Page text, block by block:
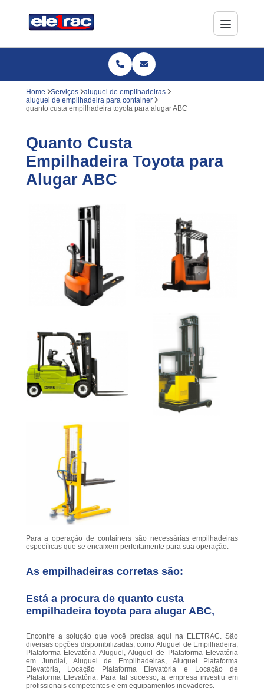
Home Serviços
aluguel de empilhadeiras
aluguel de empilhadeira para container
quanto custa empilhadeira toyota para alugar ABC
Quanto Custa
Empilhadeira Toyota para
Alugar ABC
Para a operação de containers são necessárias empilhadeiras
específicas que se encaixem perfeitamente para sua operação.
As empilhadeiras corretas são:
Está a procura de quanto custa
empilhadeira toyota para alugar ABC,
Encontre a solução que você precisa aqui na ELETRAC. São
diversas opções disponibilizadas, como Aluguel de Empilhadeira,
Plataforma Elevatória Aluguel, Aluguel de Plataforma Elevatória
em Jundiaí, Aluguel de Empilhadeiras, Aluguel Plataforma
Elevatória, Locação Plataforma Elevatória e Locação de
Plataforma Elevatória. Para tal sucesso, a empresa investiu em
profissionais competentes e em equipamentos inovadores.